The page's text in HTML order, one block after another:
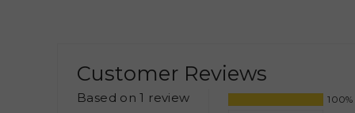
Customer Reviews
Based on 1 review
100%